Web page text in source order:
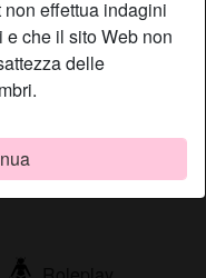
effettua indagini
che il sito Web non
delle
sulle spalle, che
sempre la
per due e non piu